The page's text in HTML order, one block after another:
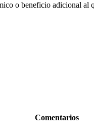
o beneficio adicional al
Comentarios